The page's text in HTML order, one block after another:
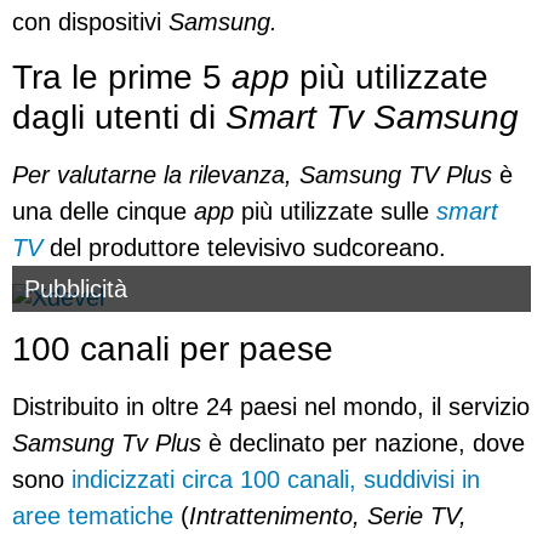
con dispositivi Samsung.
Tra le prime 5 app più utilizzate
dagli utenti di Smart Tv Samsung
Per valutarne la rilevanza, Samsung TV Plus è
una delle cinque app più utilizzate sulle smart
TVdel produttore televisivo sudcoreano.
Pubblicità
100 canali per paese
Distribuito in oltre 24 paesi nel mondo, il servizio
Samsung Tv Plus è declinato per nazione, dove
sono indicizzati circa 100 canali, suddivisi in
aree tematiche (Intrattenimento, Serie TV,